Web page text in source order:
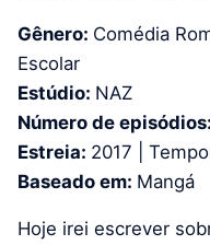
Gênero: Comédia
Escolar
Estúdio: NAZ
Número de episódios:
Estreia: 2017 |
Baseado em: Mangá
Hoje irei escrever